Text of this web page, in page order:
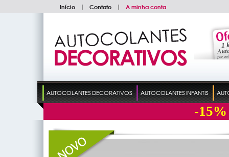
Início | Contato | A minha conta
AUTOCOLANTES DECORATIVOS AUTOCOLANTES INFANTIS
-15%